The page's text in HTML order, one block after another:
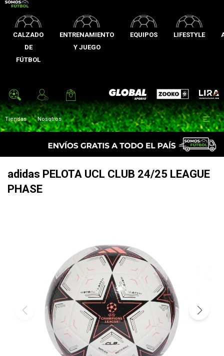
CALZADO
DE
FÚTBOL
ENTRENAMIENTO
Y JUEGO
EQUIPOS LIFESTYLE
Global Sports Zooko Lira
Tiendas Nosotros 
adidas PELOTA UCL CLUB 24/25 LEAGUE
PHASE